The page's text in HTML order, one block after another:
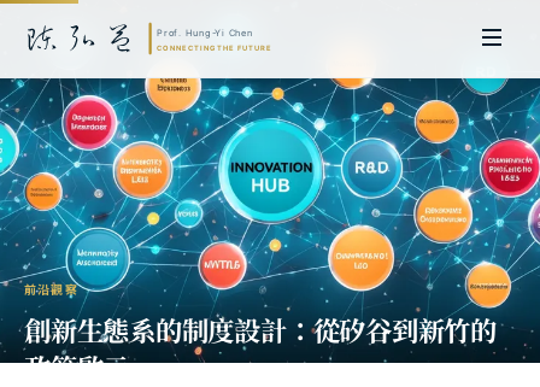
前沿觀察
創新生態系的制度設計：從矽谷到新竹的
政策啟示